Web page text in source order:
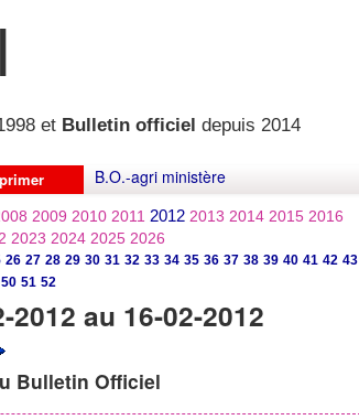
et Bulletin officiel depuis 2014
B.O.-agri ministère
2009 2010 2011 2012 2013 2014 2015 2016
2023 2024 2025 2026
26 27 28 29 30 31 32 33 34 35 36 37 38 39 40 41 42 43
50 51 52
au 16-02-2012
Bulletin Officiel